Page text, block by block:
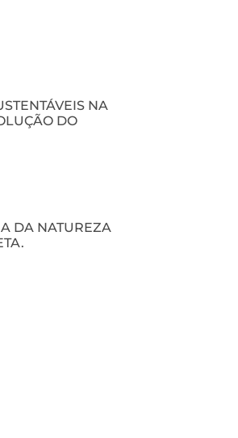
NA
DO
DA NATUREZA